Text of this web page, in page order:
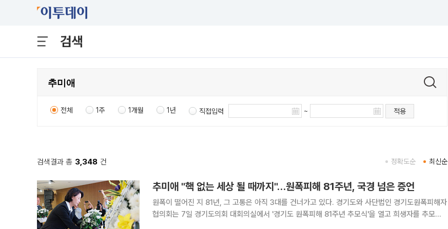
검색
전체 1주 1개월 1년 직접입력 ~ 적용
검색결과 총 3,348 건 최신순
정확도순
추미애 "핵 없는 세상 될 때까지"…원폭피해 81주년, 국경 넘은 증언
원폭이 떨어진 지 81년, 그 고통은 아직 3대를 건너가고 있다. 경기도와 사단법인 경기도원폭피해자
협의회는 7일 경기도의회 대회의실에서 '경기도 원폭피해 81주년 추모식'을 열고 희생자를 추모하